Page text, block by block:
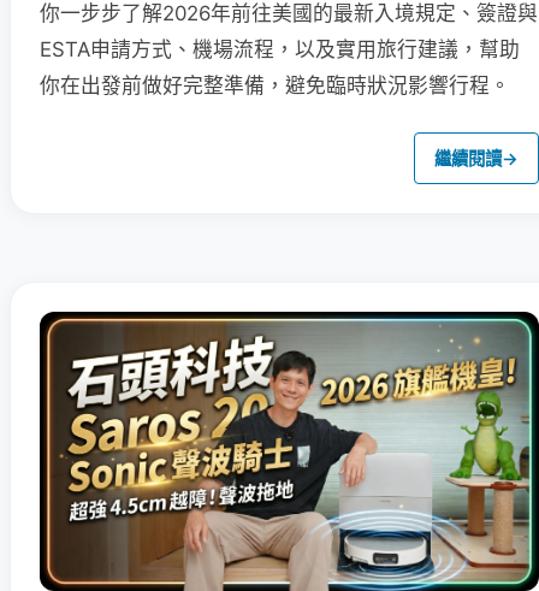
你一步步了解2026年前往美國的最新入境規定、簽證與
ESTA申請方式、機場流程，以及實用旅行建議，幫助
你在出發前做好完整準備，避免臨時狀況影響行程。
繼續閱讀→